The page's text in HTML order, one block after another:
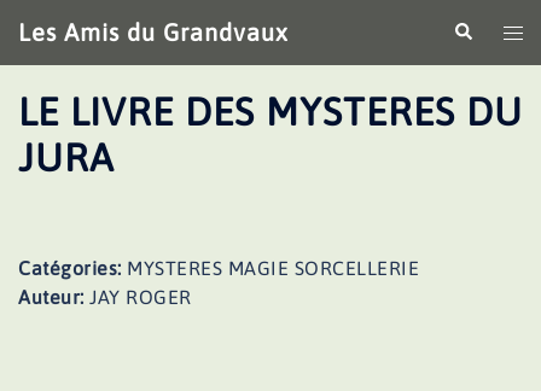
au
contenu
Les Amis du Grandvaux
le
LE LIVRE DES MYSTERES DU
JURA
Catégories: MYSTERES MAGIE SORCELLERIE
Auteur: JAY ROGER